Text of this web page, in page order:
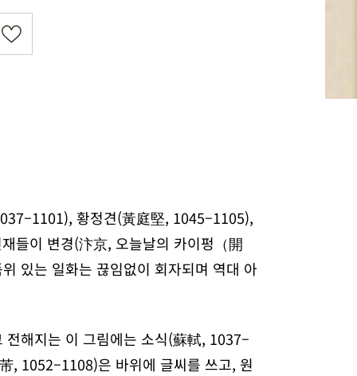
황정견(黃庭堅, 1045–1105),
들이 변경(汴京, 오늘날의 카이펑（開
있는 일화는 끊임없이 회자되며 역대 아
전해지는 이 그림에는 소식(蘇軾, 1037–
, 1052–1108)은 바위에 글씨를 쓰고, 원